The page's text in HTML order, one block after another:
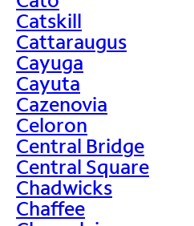
Catskill
Cattaraugus
Cayuga
Cayuta
Cazenovia
Celoron
Central Bridge
Central Square
Chadwicks
Chaffee